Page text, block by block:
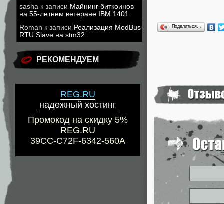
sasha к записи Майнинг биткоинов
на 55-летнем ветеране IBM 1401
Roman к записи Реализация ModBus
RTU Slave на stm32
РЕКОМЕНДУЕМ
REG.RU
надежный хостинг
Промокод на скидку 5%
REG.RU
39CC-C72F-6342-560A
Поделиться…